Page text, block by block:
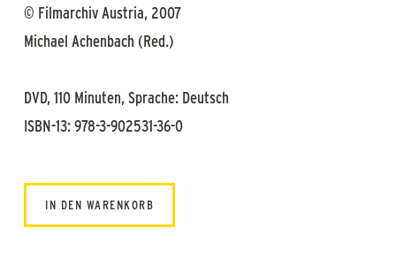
© Filmarchiv Austria, 2007
Michael Achenbach (Red.)
DVD, 110 Minuten, Sprache: Deutsch
ISBN-13: 978-3-902531-36-0
IN DEN WARENKORB